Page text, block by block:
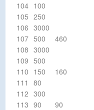
104 100
105 250
106 3000
107 500
460
108 3000
109 500
110 150
160
111
80
112 300
113 90
90